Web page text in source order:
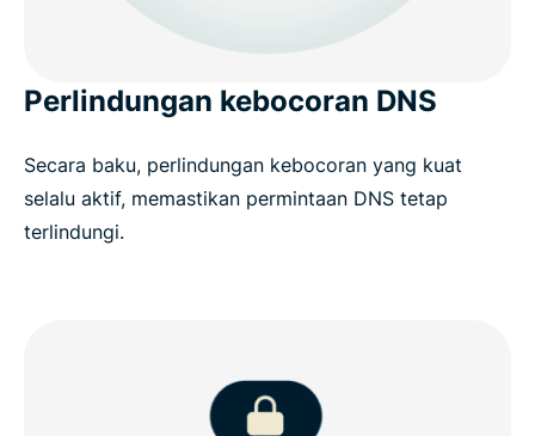
Perlindungan kebocoran DNS
Secara baku, perlindungan kebocoran yang kuat
selalu aktif, memastikan permintaan DNS tetap
terlindungi.